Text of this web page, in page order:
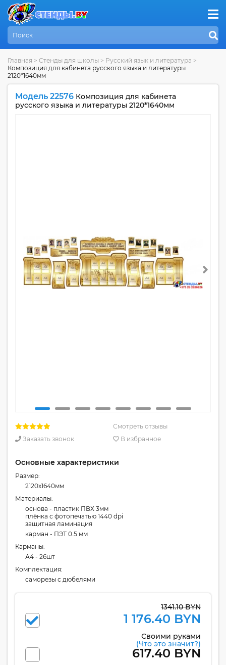
Главная > Стенды для школы > Русский язык и литература >
Композиция для кабинета русского языка и литературы
2120*1640мм
Модель 22576 Композиция для кабинета
русского языка и литературы 2120*1640мм
Смотреть отзывы
Заказать звонок
В избранное
Основные характеристики
Размер:
2120x1640мм
Материалы:
основа - пластик ПВХ 3мм
плёнка с фотопечатью 1440 dpi
защитная ламинация
карман - ПЭТ 0.5 мм
Карманы:
А4 - 26шт
Комплектация:
cаморезы с дюбелями
1341.10 BYN
1 176.40 BYN
Своими руками
(Что это значит?)
617.40 BYN